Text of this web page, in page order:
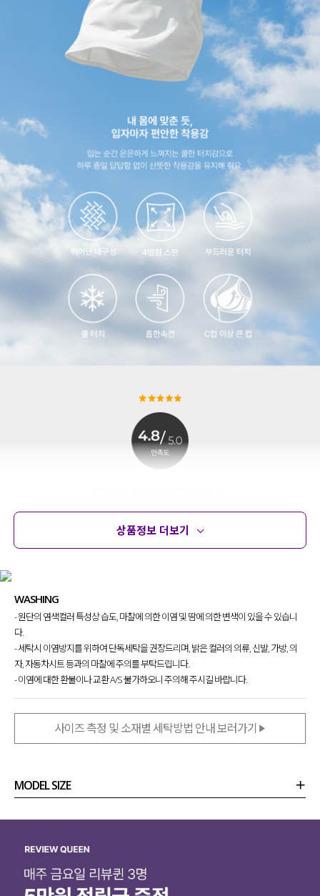
상품정보 더보기
WASHING
- 원단의 염색컬러 특성상 습도, 마찰에 의한 이염 및 땀에 의한 변색이 있을 수 있습니
다.
- 세탁시 이염방지를 위하여 단독세탁을 권장드리며, 밝은 컬러의 의류, 신발, 가방, 의
자, 자동차시트 등과의 마찰에 주의를 부탁드립니다.
- 이염에 대한 환불이나 교환 A/S 불가하오니 주의해 주시길 바랍니다.
사이즈 측정 및 소재별 세탁방법 안내 보러가기
MODEL SIZE